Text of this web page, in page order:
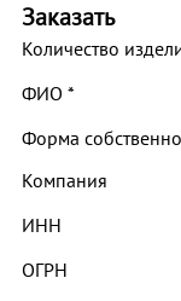
Заказать
Количество
ФИО *
Форма
Компания
ИНН
ОГРН